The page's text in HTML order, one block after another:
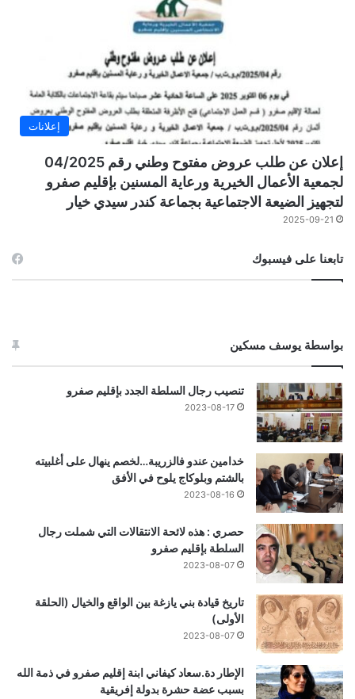
إعلانات
إعلان عن طلب عروض مفتوح وطني رقم 04/2025
لجمعية الأعمال الخيرية ورعاية المسنين بإقليم صفرو
لتجهيز الضيعة الاجتماعية بجماعة كندر سيدي خيار
2025-09-21
تابعنا على فيسبوك
بواسطة يوسف مسكين
تنصيب رجال السلطة الجدد بإقليم صفرو
2023-08-17
خدامين عندو فالزريبة…لخصم ينهال على أغلبيته
بالشتم وبلوكاج يلوح في الأفق
2023-08-16
حصري : هذه لائحة الانتقالات التي شملت رجال
السلطة بإقليم صفرو
2023-08-07
تاريخ قيادة بني يازغة بين الواقع والخيال (الحلقة
الأولى)
2023-08-07
الإطار دة.سعاد كيفاني ابنة إقليم صفرو في ذمة الله
بسبب عضة حشرة بدولة إفريقية